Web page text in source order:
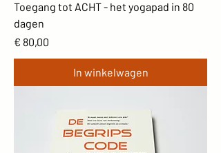
Toegang tot ACHT - het yogapad in 80
dagen
Prijs
€ 80,00
In winkelwagen